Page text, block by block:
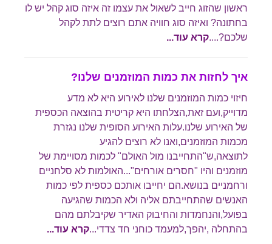
ראשון שהזוג חייב לשאול את עצמו זה איזה סוג קהל יש לו
בחתונה? ואיזה סוג חוויה אתם רוצים לתת לקהל
שלכם?....קרא עוד...
איך לחזות את כמות המוזמנים שלנו?
חיזוי כמות המוזמנים שלנו לאירוע היא לא מדע
מדוייק,ועם זאת,הצלחתו היא קריטית בהוצאה הכספית
של האירוע שלנו.עלות האירוע הסופית שלנו נגזרת
מכמות המוזמנים,ואנו לא רוצים להגיע
לתוצאה,ש"התחייבנו מול האולם" לכמות מסויימת של
מוזמנים והיו "חסרים אורחים"...האולמות לא סלחניים
ורחמניים בנושא.הם יחייבו אותכם כספית לפי כמות
האנשים שהתחייבתם אליה ולא הכמות שהגיעה
בפועל,והנחמדות והחיבוק האדיר שקיבלתם מהם
בהתחלה ,יהפך,למעמד כוחני חד צדדי...קרא עוד...